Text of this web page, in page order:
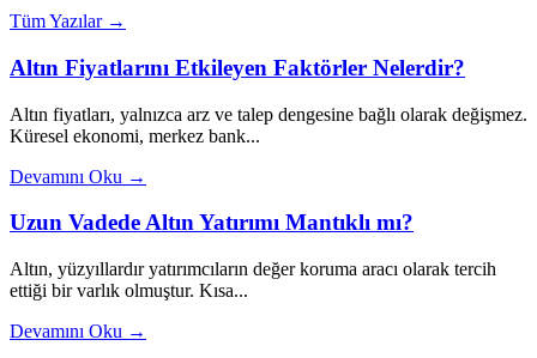
Tüm Yazılar →
Altın Fiyatlarını Etkileyen Faktörler Nelerdir?
Altın fiyatları, yalnızca arz ve talep dengesine bağlı olarak değişmez.
Küresel ekonomi, merkez bank...
Devamını Oku →
Uzun Vadede Altın Yatırımı Mantıklı mı?
Altın, yüzyıllardır yatırımcıların değer koruma aracı olarak tercih
ettiği bir varlık olmuştur. Kısa...
Devamını Oku →